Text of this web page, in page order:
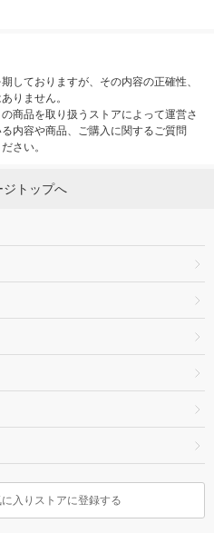
しておりますが、その内容の正確性、
りません。
商品を取り扱うストアによって運営さ
内容や商品、ご購入に関するご質問
さい。
ジトップへ
入りストアに登録する